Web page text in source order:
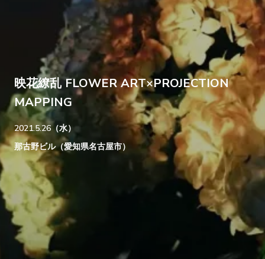
映花繚乱 FLOWER ART×PROJECTION
MAPPING
2021.5.26（水）
那古野ビル（愛知県名古屋市）